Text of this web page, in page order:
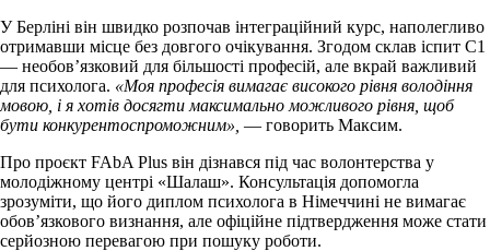
У Берліні він швидко розпочав інтеграційний курс, наполегливо
отримавши місце без довгого очікування. Згодом склав іспит C1
— необов’язковий для більшості професій, але вкрай важливий
для психолога. «Моя професія вимагає високого рівня володіння
мовою, і я хотів досягти максимально можливого рівня, щоб
бути конкурентоспроможним», — говорить Максим.
Про проєкт FAbA Plus він дізнався під час волонтерства у
молодіжному центрі «Шалаш». Консультація допомогла
зрозуміти, що його диплом психолога в Німеччині не вимагає
обов’язкового визнання, але офіційне підтвердження може стати
серйозною перевагою при пошуку роботи.